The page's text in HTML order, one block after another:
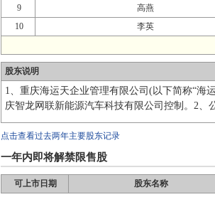
9
高燕
10
李英
股东说明
1、重庆海运天企业管理有限公司(以下简称“海
庆智龙网联新能源汽车科技有限公司控制。2、
点击查看过去两年主要股东记录
一年内即将解禁限售股
可上市日期 股东名称